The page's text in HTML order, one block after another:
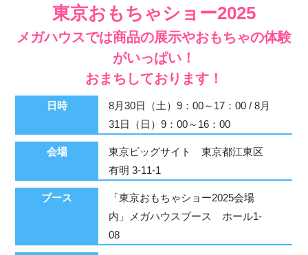
東京おもちゃショー2025
メガハウスでは商品の展示やおもちゃの体験
がいっぱい！
おまちしております！
日時
8月30日（土）9：00～17：00 / 8月
31日（日）9：00～16：00
会場
東京ビッグサイト 東京都江東区
有明 3-11-1
ブース
「東京おもちゃショー2025会場
内」メガハウスブース ホール1-
08